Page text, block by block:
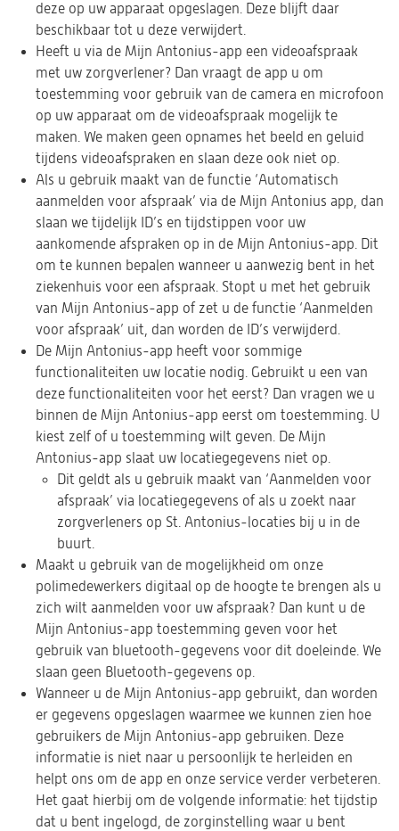
deze op uw apparaat opgeslagen. Deze blijft daar
beschikbaar tot u deze verwijdert.
Heeft u via de Mijn Antonius-app een videoafspraak
met uw zorgverlener? Dan vraagt de app u om
toestemming voor gebruik van de camera en microfoon
op uw apparaat om de videoafspraak mogelijk te
maken. We maken geen opnames het beeld en geluid
tijdens videoafspraken en slaan deze ook niet op.
Als u gebruik maakt van de functie ‘Automatisch
aanmelden voor afspraak’ via de Mijn Antonius app, dan
slaan we tijdelijk ID’s en tijdstippen voor uw
aankomende afspraken op in de Mijn Antonius-app. Dit
om te kunnen bepalen wanneer u aanwezig bent in het
ziekenhuis voor een afspraak. Stopt u met het gebruik
van Mijn Antonius-app of zet u de functie ‘Aanmelden
voor afspraak’ uit, dan worden de ID’s verwijderd.
De Mijn Antonius-app heeft voor sommige
functionaliteiten uw locatie nodig. Gebruikt u een van
deze functionaliteiten voor het eerst? Dan vragen we u
binnen de Mijn Antonius-app eerst om toestemming. U
kiest zelf of u toestemming wilt geven. De Mijn
Antonius-app slaat uw locatiegegevens niet op.
Dit geldt als u gebruik maakt van ‘Aanmelden voor
afspraak’ via locatiegegevens of als u zoekt naar
zorgverleners op St. Antonius-locaties bij u in de
buurt.
Maakt u gebruik van de mogelijkheid om onze
polimedewerkers digitaal op de hoogte te brengen als u
zich wilt aanmelden voor uw afspraak? Dan kunt u de
Mijn Antonius-app toestemming geven voor het
gebruik van bluetooth-gegevens voor dit doeleinde. We
slaan geen Bluetooth-gegevens op.
Wanneer u de Mijn Antonius-app gebruikt, dan worden
er gegevens opgeslagen waarmee we kunnen zien hoe
gebruikers de Mijn Antonius-app gebruiken. Deze
informatie is niet naar u persoonlijk te herleiden en
helpt ons om de app en onze service verder verbeteren.
Het gaat hierbij om de volgende informatie: het tijdstip
dat u bent ingelogd, de zorginstelling waar u bent